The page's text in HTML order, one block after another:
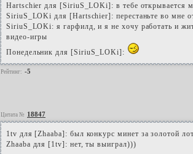
Hartschier для [SiriuS_LOKi]: в тебе открывается
SiriuS_LOKi для [Hartschier]: перестаньте во мне
SiriuS_LOKi: я гарфилд, и я не хочу работать и
видео-игры
Понедельник для [SiriuS_LOKi]:
Рейтинг: -5
Цитата № 18847
1tv для [Zhaaba]: был конкурс минет за золотой
Zhaaba для [1tv]: нет, ты выиграл)))